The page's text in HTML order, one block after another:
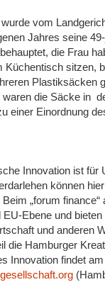
vom
Jahres seine
die Frau
Küchentisch sitzen,
Plastiksäcken
die Säcke in
einer Einordnung
Innovation ist
können
„forum
Ebene und
und anderen
die Hamburger
Innovation findet